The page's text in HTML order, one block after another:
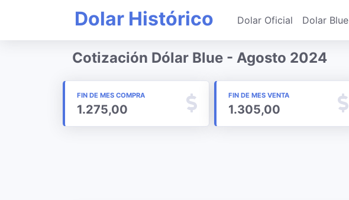
Dolar Histórico Dolar Oficial Dolar Blue
Cotización Dólar Blue - Agosto 2024
FIN DE MES COMPRA
1.275,00
FIN DE MES VENTA
1.305,00